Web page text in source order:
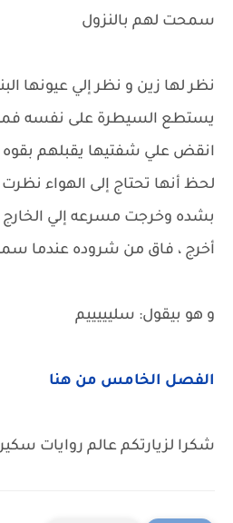
سمحت لهم بالنزول
نظر لها زين و نظر إلي عيونها
يستطع السيطرة على نفسه
انقض علي شفتيها يقبلهم بقوه
لحظ أنها تحتاج إلى الهواء
بشده وخرجت مسرعه إلي الخارج
أخرج ، فاق من شروده
و هو بيقول: سليييييم
الفصل الخامس من هنا
شكرا لزيارتكم عالم روايات